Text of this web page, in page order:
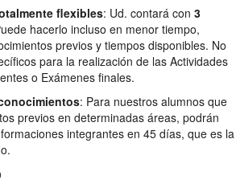
flexibles: Ud. contará con 3
hacerlo incluso en menor tiempo,
previos y tiempos disponibles. No
para la realización de las Actividades
o Exámenes finales.
: Para nuestros alumnos que
previos en determinadas áreas, podrán
integrantes en 45 días, que es la